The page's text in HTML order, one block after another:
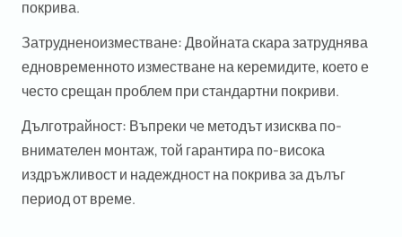
покрива.
Затрудненоизместване:Двойната скара затруднява
едновременното изместване на керемидите, което е
често срещан проблем при стандартни покриви.
Дълготрайност: Въпреки че методът изисква по-
внимателен монтаж, той гарантира по-висока
издръжливост и надеждност на покрива за дълъг
период от време.